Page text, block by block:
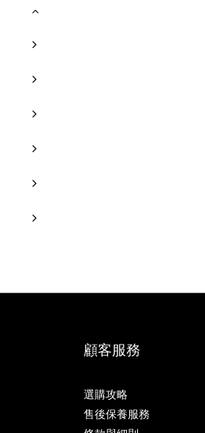
顧客服務
選購攻略
售後保養服務